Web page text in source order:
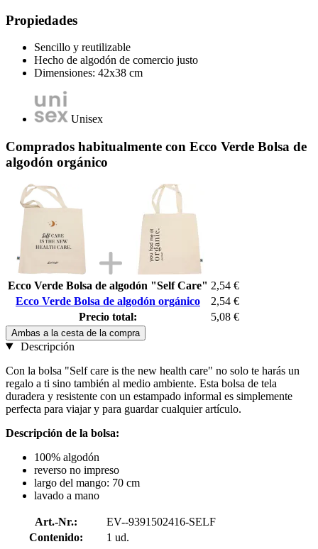
Propiedades
Sencillo y reutilizable
Hecho de algodón de comercio justo
Dimensiones: 42x38 cm
Unisex
Comprados habitualmente con Ecco Verde Bolsa de
algodón orgánico
Ecco Verde Bolsa de algodón "Self Care" 2,54 €
Ecco Verde Bolsa de algodón orgánico
2,54 €
Precio total:
5,08 €
Ambas a la cesta de la compra
Descripción
Con la bolsa "Self care is the new health care" no solo te harás un
regalo a ti sino también al medio ambiente. Esta bolsa de tela
duradera y resistente con un estampado informal es simplemente
perfecta para viajar y para guardar cualquier artículo.
Descripción de la bolsa:
100% algodón
reverso no impreso
largo del mango: 70 cm
lavado a mano
Art.-Nr.:
EV--9391502416-SELF
Contenido:
1 ud.